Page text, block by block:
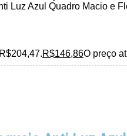
R$146,86O preço